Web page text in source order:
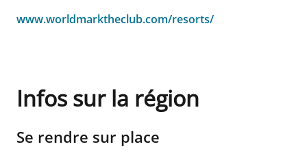
www.worldmarktheclub.com/resorts/
Infos sur la région
Se rendre sur place